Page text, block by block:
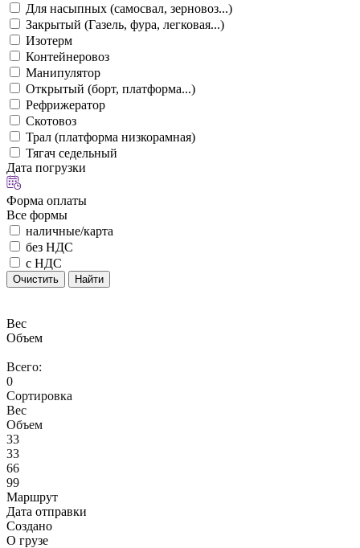
Для насыпных (самосвал, зерновоз...)
Закрытый (Газель, фура, легковая...)
Изотерм
Контейнеровоз
Манипулятор
Открытый (борт, платформа...)
Рефрижератор
Скотовоз
Трал (платформа низкорамная)
Тягач седельный
Дата погрузки
Форма оплаты
Все формы
наличные/карта
без НДС
с НДС
Очистить Найти
Вес
Объем
Всего:
0
Сортировка
Вес
Объем
33
33
66
99
Маршрут
Дата отправки
Создано
О грузе